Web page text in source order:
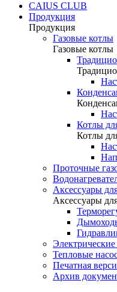
CAIUS CLUB
Продукция
Продукция
Газовые котлы
Газовые котлы
Котлы
Котлы
Проточные
Аксессуары
Аксессуары
Тепловые
Печатная
Архив